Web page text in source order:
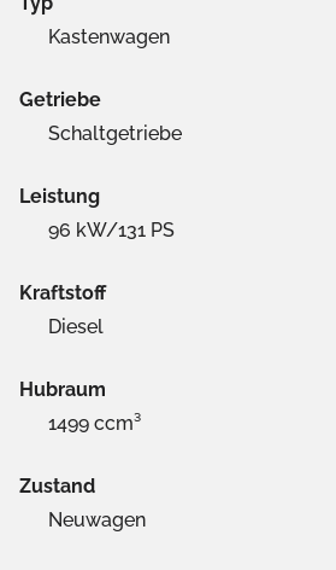
Kastenwagen
Getriebe
Schaltgetriebe
Leistung
96 kW/131 PS
Kraftstoff
Diesel
Hubraum
1499 ccm³
Zustand
Neuwagen